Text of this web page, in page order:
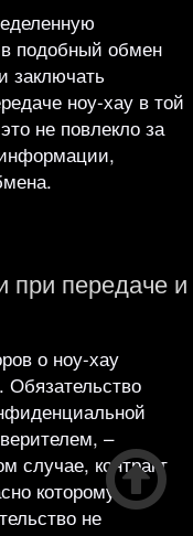
в подобный обмен
заключать
ноу-хау в той
не повлекло за
при передаче и
о ноу-хау
Обязательство
–
случае, контракт
которому
не
